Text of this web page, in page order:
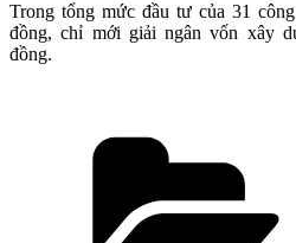
Trong tổng mức đầu tư của 31
đồng, chỉ mới giải ngân vốn xây
đồng.